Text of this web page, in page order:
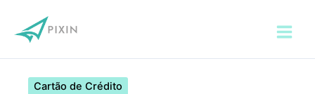
para
Cartão de Crédito